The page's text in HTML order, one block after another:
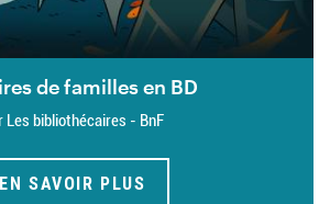
de familles en BD
Les bibliothécaires - BnF
EN SAVOIR PLUS